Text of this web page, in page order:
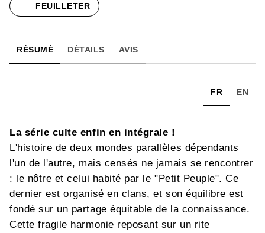
FEUILLETER
RÉSUMÉ DÉTAILS AVIS
FR EN
La série culte enfin en intégrale !
L'histoire de deux mondes parallèles dépendants
l'un de l'autre, mais censés ne jamais se rencontrer
: le nôtre et celui habité par le "Petit Peuple". Ce
dernier est organisé en clans, et son équilibre est
fondé sur un partage équitable de la connaissance.
Cette fragile harmonie reposant sur un rite